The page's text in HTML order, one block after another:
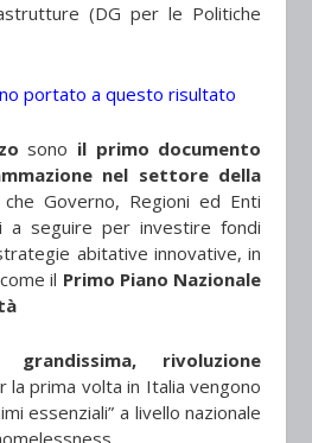
(DG per le Politiche
portato a questo risultato
sono il primo documento
nel settore della
che Governo, Regioni ed Enti
a seguire per investire fondi
abitative innovative, in
il Primo Piano Nazionale
rivoluzione
prima volta in Italia vengono
essenziali” a livello nazionale